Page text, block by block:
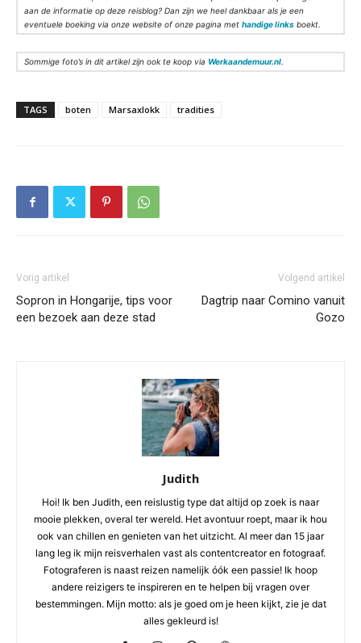
aan de informatie op deze reisblog? Dan zijn we heel dankbaar als je een
eventuele boeking via onze website of onze pagina met handige links boekt.
Sommige foto’s in dit artikel zijn ook te koop via Werkaandemuur.nl
TAGS boten Marsaxlokk tradities
Vorig artikel
Sopron in Hongarije, tips voor
een bezoek aan deze stad
Volgend artikel
Dagtrip naar Comino vanuit
Gozo
Judith
Hoi! Ik ben Judith, een reislustig type dat altijd op zoek is naar
mooie plekken, overal ter wereld. Het avontuur roept, maar ik hou
ook van chillen en genieten van het uitzicht. Al meer dan 15 jaar
lang leg ik mijn reisverhalen vast als contentcreator en fotograaf.
Fotograferen is naast reizen namelijk óók een passie! Ik hoop
andere reizigers te inspireren en te helpen bij vragen over
bestemmingen. Mijn motto: als je goed om je heen kijkt, zie je dat
alles gekleurd is!